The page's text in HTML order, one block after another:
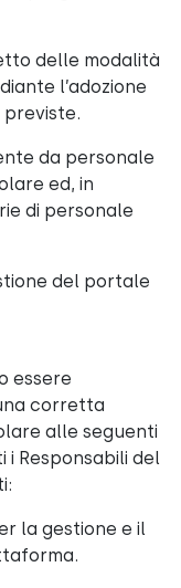
delle modalità
l’adozione
previste.
da personale
ed, in
di personale
del portale
essere
corretta
alle seguenti
Responsabili del
la gestione e il